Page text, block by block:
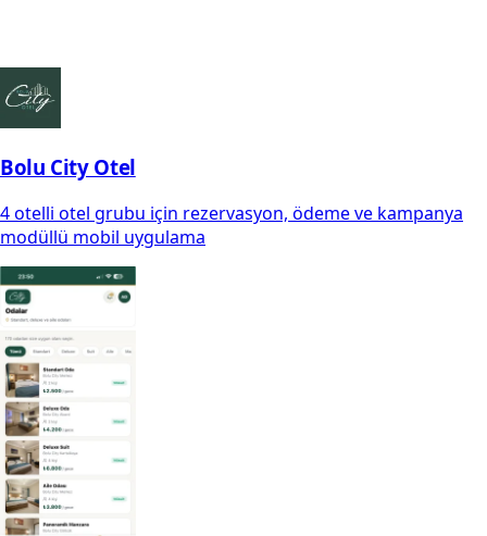
Bolu City Otel
4 otelli otel grubu için rezervasyon, ödeme ve kampanya
modüllü mobil uygulama